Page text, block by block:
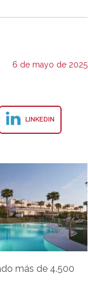
6 de mayo de 2025
LINKEDIN
más de 4.500